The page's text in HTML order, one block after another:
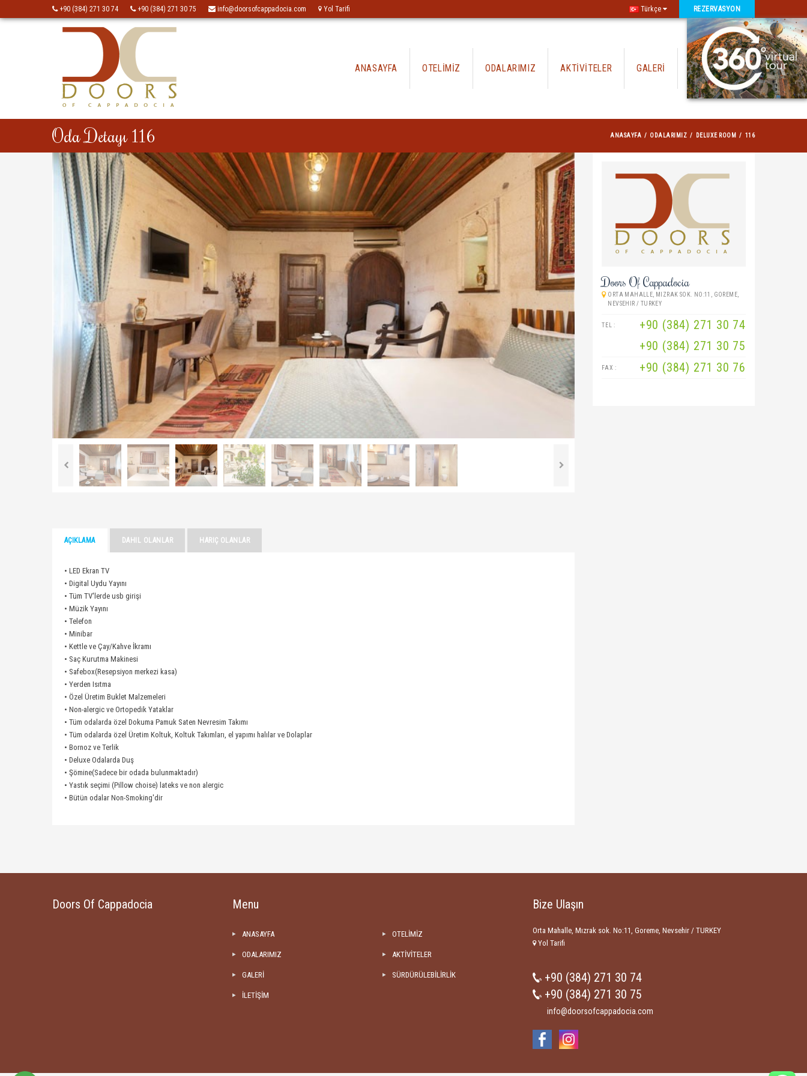
+90 (384) 271 30 74 +90 (384) 271 30 75 info@doorsofcappadocia.com Yol Tarifi Türkçe REZERVASYON
ANASAYFA OTELİMİZ ODALARIMIZ AKTİVİTELER GALERİ İLETİŞİM
Oda Detayı 116 ANASAYFA ODALARIMIZ DELUXE ROOM 116
AÇIKLAMA DAHIL OLANLAR HARIÇ OLANLAR
• LED Ekran TV
• Digital Uydu Yayını
• Tüm TV'lerde usb girişi
• Müzik Yayını
• Telefon
• Minibar
• Kettle ve Çay/Kahve İkramı
• Saç Kurutma Makinesi
• Safebox(Resepsiyon merkezi kasa)
• Yerden Isıtma
• Özel Üretim Buklet Malzemeleri
• Non-alergic ve Ortopedik Yataklar
• Tüm odalarda özel Dokuma Pamuk Saten Nevresim Takımı
• Tüm odalarda özel Üretim Koltuk, Koltuk Takımları, el yapımı halılar ve Dolaplar
• Bornoz ve Terlik
• Deluxe Odalarda Duş
• Şömine(Sadece bir odada bulunmaktadır)
• Yastık seçimi (Pillow choise) lateks ve non alergic
• Bütün odalar Non-Smoking'dir
Doors Of Cappadocia
ORTA MAHALLE, MIZRAK SOK. NO:11, GOREME,
NEVSEHIR / TURKEY
TEL :
+90 (384) 271 30 74
+90 (384) 271 30 75
FAX : +90 (384) 271 30 76
Doors Of Cappadocia Menu
ANASAYFA OTELİMİZ
ODALARIMIZ AKTİVİTELER
GALERİ SÜRDÜRÜLEBİLİRLİK
İLETİŞİM
Bize Ulaşın
Orta Mahalle, Mızrak sok. No:11, Goreme, Nevsehir / TURKEY
Yol Tarifi
+90 (384) 271 30 74
+90 (384) 271 30 75
info@doorsofcappadocia.com